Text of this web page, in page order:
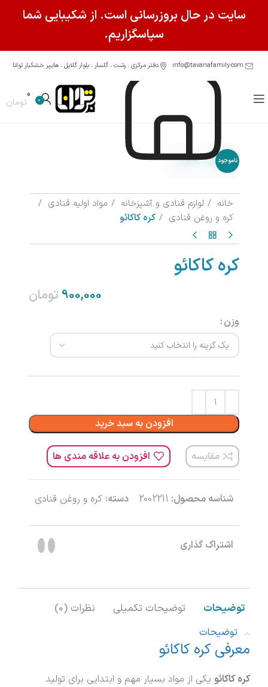
دفتر مرکزی : رشت ، گلسار ، بلوار گلایل ، هایپر خشکبار توانا
0
0
تومان
ناموجود
خانه لوازم قنادی و آشپزخانه
مواد اولیه قنادی
کره و روغن قنادی
کره کاکائو
کره کاکائو
تومان
وزن
افزودن به سبد خرید
مقایسه افزودن به علاقه مندی ها
شناسه محصول: 2002211 دسته: کره و روغن قنادی
اشتراک گذاری
توضیحات توضیحات تکمیلی نظرات (0)
توضیحات
معرفی کره کاکائو
کره کاکائو یکی از مواد بسیار مهم و ابتدایی برای تولید
سایت در حال بروزرسانی است. از شکیبایی شما
سپاسگزاریم.